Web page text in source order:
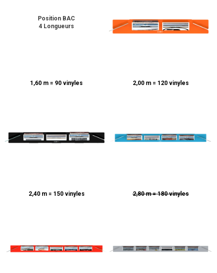
Position BAC
4 Longueurs
1,60 m = 90 vinyles 2,00 m = 120 vinyles
2,40 m = 150 vinyles 2,80 m = 180 vinyles